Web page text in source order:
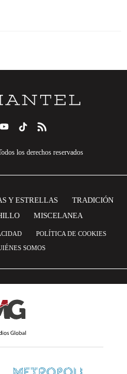
los derechos reservados
Y ESTRELLAS
TRADICIÓN
MISCELANEA
POLÍTICA DE COOKIES
SOMOS